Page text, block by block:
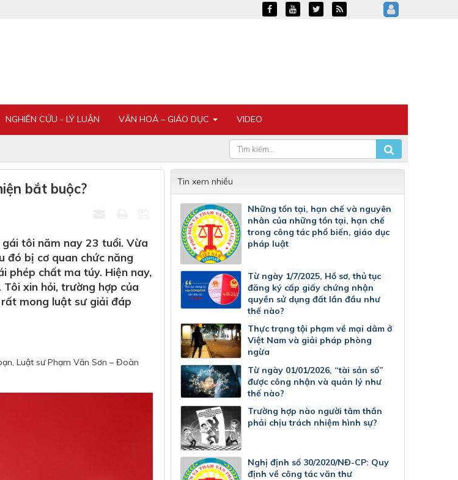
NGHIÊN CỨU - LÝ LUẬN VĂN HOÁ – GIÁO DỤC VIDEO
bắt buộc?
tôi năm nay 23 tuổi. Vừa
đó bị cơ quan chức năng
phép chất ma túy. Hiện nay,
xin hỏi, trường hợp của
mong luật sư giải đáp
Luật sư Phạm Văn Sơn – Đoàn
Tin xem nhiều
Những tồn tại, hạn chế và nguyên
nhân của những tồn tại, hạn chế
trong công tác phổ biến, giáo dục
pháp luật
Từ ngày 1/7/2025, Hồ sơ, thủ tục
đăng ký cấp giấy chứng nhận
quyền sử dụng đất lần đầu như
thế nào?
Thực trạng tội phạm về mại dâm ở
Việt Nam và giải pháp phòng
ngừa
Từ ngày 01/01/2026, “tài sản số”
được công nhận và quản lý như
thế nào?
Trường hợp nào người tâm thần
phải chịu trách nhiệm hình sự?
Nghị định số 30/2020/NĐ-CP: Quy
định về công tác văn thư